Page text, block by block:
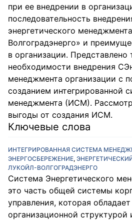
при ее внедрении в
последовательность
энергетического
Волгоградэнерго» и
в организации. Представлено
необходимости внедрения
менеджмента организации с
созданием интегрированной
менеджмента (ИСМ).
выгоды от создания ИСМ.
Ключевые слова
ИНТЕГРИРОВАННАЯ СИСТЕМА
ЭНЕРГОСБЕРЕЖЕНИЕ,
ЛУКОЙЛ-ВОЛГОГРАДЭНЕРГО
Система Энергетического
это часть общей системы
управления, которая
организационной структурой